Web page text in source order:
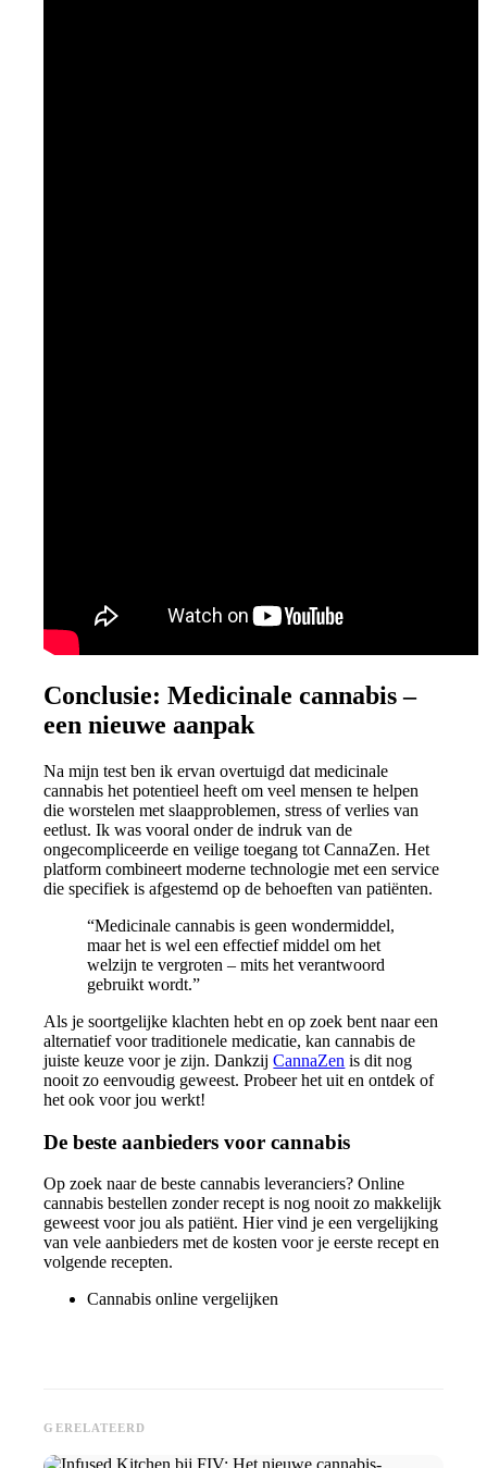
Conclusie: Medicinale cannabis –
een nieuwe aanpak
Na mijn test ben ik ervan overtuigd dat medicinale
cannabis het potentieel heeft om veel mensen te helpen
die worstelen met slaapproblemen, stress of verlies van
eetlust. Ik was vooral onder de indruk van de
ongecompliceerde en veilige toegang tot CannaZen. Het
platform combineert moderne technologie met een service
die specifiek is afgestemd op de behoeften van patiënten.
“Medicinale cannabis is geen wondermiddel,
maar het is wel een effectief middel om het
welzijn te vergroten – mits het verantwoord
gebruikt wordt.”
Als je soortgelijke klachten hebt en op zoek bent naar een
alternatief voor traditionele medicatie, kan cannabis de
juiste keuze voor je zijn. DankzijCannaZen is dit nog
nooit zo eenvoudig geweest. Probeer het uit en ontdek of
het ook voor jou werkt!
De beste aanbieders voor cannabis
Op zoek naar de beste cannabis leveranciers?Online
cannabis bestellen zonder recept is nog nooit zo makkelijk
geweest voor jou als patiënt. Hier vind je een vergelijking
van vele aanbieders met de kosten voor je eerste recept en
volgende recepten.
Cannabis online vergelijken
GERELATEERD